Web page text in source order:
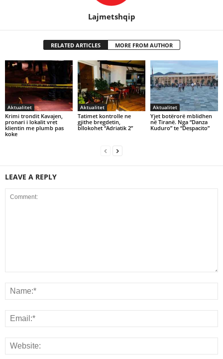
Lajmetshqip
RELATED ARTICLES MORE FROM AUTHOR
Aktualitet
Krimi trondit Kavajen,
pronari i lokalit vret
klientin me plumb pas
koke
Aktualitet
Tatimet kontrolle ne
gjithe bregdetin,
bllokohet “Adriatik 2”
Aktualitet
Yjet botërorë mblidhen
në Tiranë. Nga “Danza
Kuduro” te “Despacito”
LEAVE A REPLY